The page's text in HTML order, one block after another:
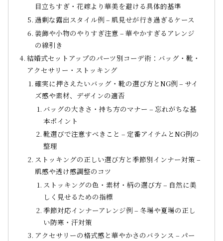
目立ちすぎ・花嫁より華美を避ける具体的基準
過剰な露出スタイル例 – 肌見せが行き過ぎるケース
装飾や小物のやりすぎ注意 – 華やかすぎるアレンジ
の線引き
結婚式セットアップのパーツ別コーデ術：バッグ・靴・
アクセサリー・ストッキング
確実に押さえたいバッグ・靴の選び方とNG例 – サイ
ズ感や素材、デザインの適否
バッグの大きさ・持ち方のマナー – 忘れがちな基
本ポイント
靴選びで注意すべきこと – 定番アイテムとNG例の
整理
ストッキングの正しい選び方と季節別インナー対策 –
肌感や透け感調整のコツ
ストッキングの色・素材・柄の選び方 – 自然に美
しく見せるための指標
季節対応インナーアレンジ例 – 冬場や夏場の正し
い防寒・汗対策
アクセサリーの格式感と華やかさのバランス – パー